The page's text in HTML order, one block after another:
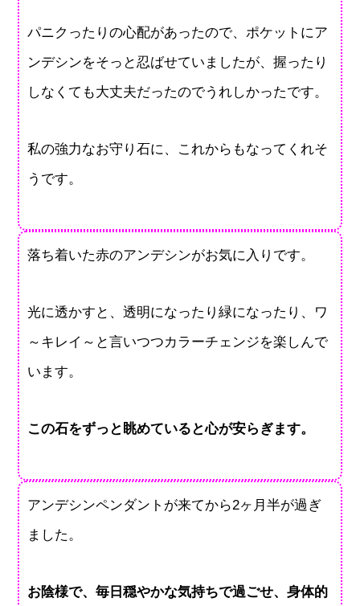
パニクったりの心配があったので、ポケットにア
ンデシンをそっと忍ばせていましたが、握ったり
しなくても大丈夫だったのでうれしかったです。
私の強力なお守り石に、これからもなってくれそ
うです。
落ち着いた赤のアンデシンがお気に入りです。
光に透かすと、透明になったり緑になったり、ワ
～キレイ～と言いつつカラーチェンジを楽しんで
います。
この石をずっと眺めていると心が安らぎます。
アンデシンペンダントが来てから2ヶ月半が過ぎ
ました。
お陰様で、毎日穏やかな気持ちで過ごせ、身体的